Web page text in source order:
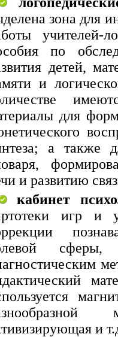
зона для
учителей-
по
детей,
и
для
а также
и развитию
кабинет
игр и
сферы,
и